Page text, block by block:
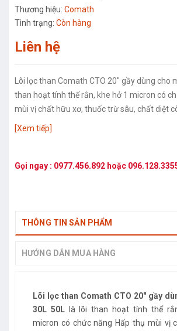
Thương hiệu: Comath
Tình trạng: Còn hàng
Liên hệ
Lõi lọc than Comath CTO 20" gầy dùng cho
than hoạt tính thể rắn, khe hở 1 micron có
mùi vị chất hữu xơ, thuốc trừ sâu, chất diệt
[Xem tiếp]
Gọi ngay : 0977.456.892 hoặc
THÔNG TIN SẢN PHẨM
HƯỚNG DẪN MUA HÀNG
Lõi lọc than Comath CTO 20" gầy
30L 50Llà lõi than hoạt tính thể
micron có chức năng Hấp thụ mùi vị